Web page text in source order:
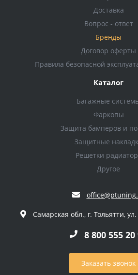
Доставка
Вопрос - ответ
Бренды
Договор оферты
Правила безопасной
Каталог
Багажные
Фаркопы
Защита бамперов и
Защитные
Решетки
Другое
Самарская обл., г. Тольятти,
8 800 555 20
Заказать звонок